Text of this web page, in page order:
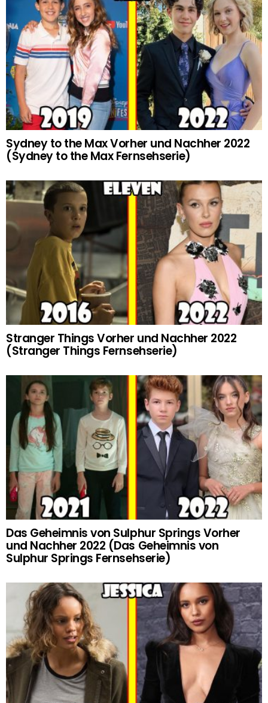
Sydney to the Max Vorher und Nachher 2022
(Sydney to the Max Fernsehserie)
Stranger Things Vorher und Nachher 2022
(Stranger Things Fernsehserie)
Das Geheimnis von Sulphur Springs Vorher
und Nachher 2022 (Das Geheimnis von
Sulphur Springs Fernsehserie)